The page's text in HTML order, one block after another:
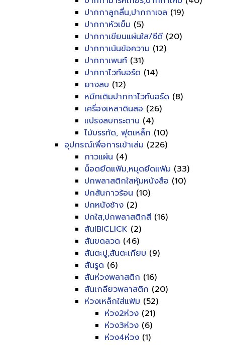
ปากกาลูกลื่น,ปากกาเจล (19)
ปากกาหัวเข็ม (5)
ปากกาเขียนแผ่นใส/ซีดี (20)
ปากกาเน้นข้อความ (12)
ปากกาเพนท์ (31)
ปากกาไวท์บอร์ด (14)
ยางลบ (12)
หมึกเติมปากกาไวท์บอร์ด (8)
เครื่องเหลาดินสอ (26)
แปรงลบกระดาน (4)
ไม้บรรทัด, ฟุตเหล็ก (10)
อุปกรณ์เพื่อการเข้าเล่ม (226)
กาวแผ่น (4)
น็อดยึดแฟ้ม,หมุดยึดแฟ้ม (33)
ปกพลาสติกใสหุ้มหนังสือ (10)
ปกสันกาวร้อน (10)
ปกหนังช้าง (2)
ปกใส,ปกพลาสติกสี (16)
สันIBICLICK (2)
สันขดลวด (46)
สันตะปู,สันตะเกียบ (9)
สันรูด (6)
สันห่วงพลาสติก (16)
สันเกลียวพลาสติก (20)
ห่วงเหล็กใส่แฟ้ม (52)
ห่วง2ห่วง (21)
ห่วง3ห่วง (6)
ห่วง4ห่วง (1)